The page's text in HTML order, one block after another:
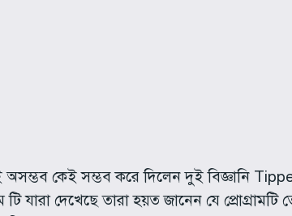
অসম্ভব কেই সম্ভব করে দিলেন দুই বিজ্ঞানি
দেখেছে তারা হয়্ত জানেন যে প্রোগ্রামটি